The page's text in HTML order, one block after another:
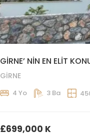
GİRNE’ NİN EN ELİT
GİRNE
4 Yo 3 Ba
£699,000 K